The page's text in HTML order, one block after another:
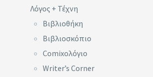
Λόγος + Τέχνη
Βιβλιοθήκη
Βιβλιοσκόπιο
Comixoλόγιο
Writer’s Corner